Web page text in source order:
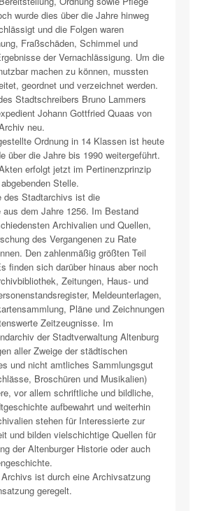
wurde dies über die Jahre hinweg
und die Folgen waren
Fraßschäden, Schimmel und
der Vernachlässigung. Um die
machen zu können, mussten
geordnet und verzeichnet werden.
Stadtschreibers Bruno Lammers
Johann Gottfried Quaas von
neu.
Ordnung in 14 Klassen ist heute
über die Jahre bis 1990 weitergeführt.
erfolgt jetzt im Pertinenzprinzip
Stelle.
des Stadtarchivs ist die
dem Jahre 1256. Im Bestand
Archivalien und Quellen,
des Vergangenen zu Rate
Den zahlenmäßig größten Teil
finden sich darüber hinaus aber noch
Zeitungen, Haus- und
Meldeunterlagen,
Pläne und Zeichnungen
Zeitzeugnisse. Im
der Stadtverwaltung Altenburg
aller Zweige der städtischen
und nicht amtliches Sammlungsgut
Broschüren und Musikalien)
vor allem schriftliche und bildliche,
aufbewahrt und weiterhin
stehen für Interessierte zur
und bilden vielschichtige Quellen für
der Altenburger Historie oder auch
ist durch eine Archivsatzung
geregelt.